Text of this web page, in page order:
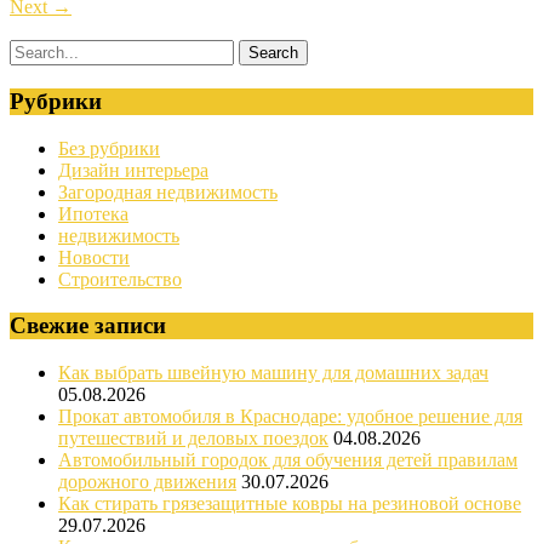
Next →
Рубрики
Без рубрики
Дизайн интерьера
Загородная недвижимость
Ипотека
недвижимость
Новости
Строительство
Свежие записи
Как выбрать швейную машину для домашних задач
05.08.2026
Прокат автомобиля в Краснодаре: удобное решение для
путешествий и деловых поездок 04.08.2026
Автомобильный городок для обучения детей правилам
дорожного движения 30.07.2026
Как стирать грязезащитные ковры на резиновой основе
29.07.2026